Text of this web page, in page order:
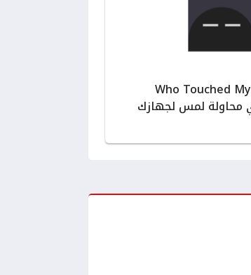
مراجعة تطبيق Who Touched My